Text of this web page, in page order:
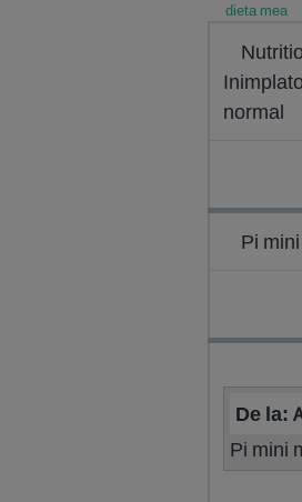
dieta mea
normal
Pi
De la:
Pi mini